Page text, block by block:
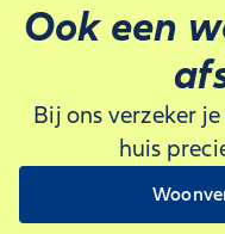
Ook een
Bij ons verzeker
huis